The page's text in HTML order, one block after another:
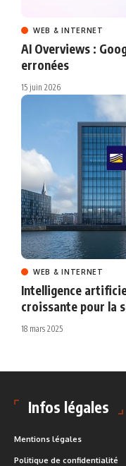
WEB & INTERNET
AI Overviews :
erronées
15 juin 2026
WEB & INTERNET
Intelligence
croissante pour la
18 mars 2025
Infos légales
Mentions légales
Politique de confidentialité